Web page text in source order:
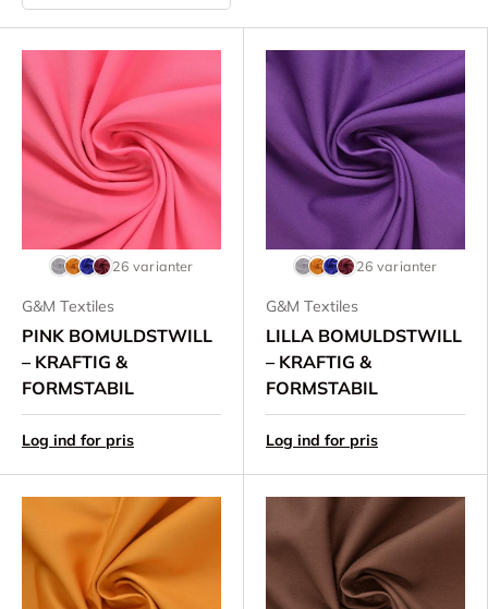
26 varianter
G&M Textiles
PINK BOMULDSTWILL
– KRAFTIG &
FORMSTABIL
Log ind for pris
26 varianter
G&M Textiles
LILLA BOMULDSTWILL
– KRAFTIG &
FORMSTABIL
Log ind for pris